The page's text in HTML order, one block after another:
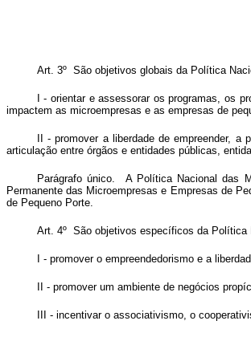
Art. 3º São objetivos globais da Política
I - orientar e assessorar os programas, os
impactem as microempresas e as empresas de
II - promover a liberdade de empreender,
articulação entre órgãos e entidades públicas,
Parágrafo único. A Política Nacional das
Permanente das Microempresas e Empresas de
de Pequeno Porte.
Art. 4º São objetivos específicos da Política
I - promover o empreendedorismo e a
II - promover um ambiente de negócios
III - incentivar o associativismo, o